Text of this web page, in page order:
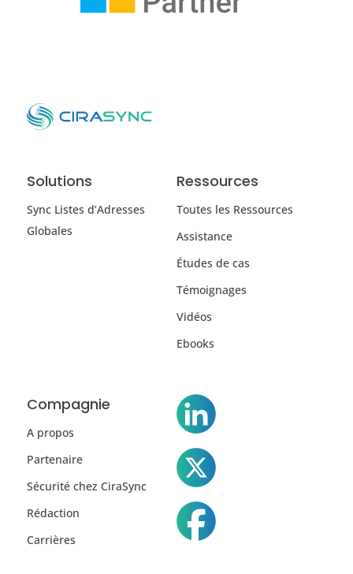
Solutions
Sync Listes d’Adresses
Globales
Ressources
Toutes les Ressources
Assistance
Études de cas
Témoignages
Vidéos
Ebooks
Compagnie
A propos
Partenaire
Sécurité chez CiraSync
Rédaction
Carrières